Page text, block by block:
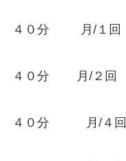
４０分 月/１
４０分 月/２
４０分 月/４